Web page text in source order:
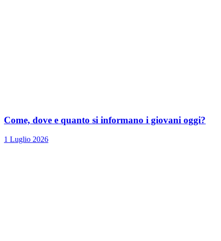
Come, dove e quanto si informano i giovani oggi?
1 Luglio 2026